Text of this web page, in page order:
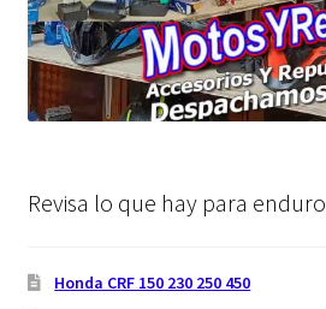
Revisa lo que hay para enduro
Honda CRF 150 230 250 450